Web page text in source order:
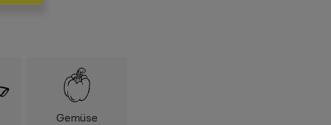
Gemüse